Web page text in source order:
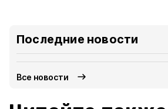
Последние новости
Все новости